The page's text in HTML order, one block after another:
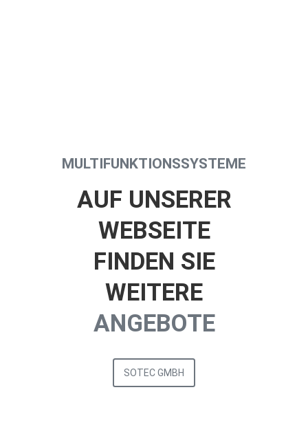
MULTIFUNKTIONSSYSTEME
AUF UNSERER
WEBSEITE
FINDEN SIE
WEITERE
ANGEBOTE
SOTEC GMBH